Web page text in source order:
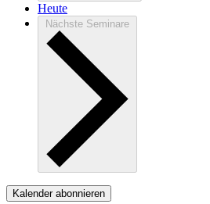
Heute
Nächste Seminare
Kalender abonnieren